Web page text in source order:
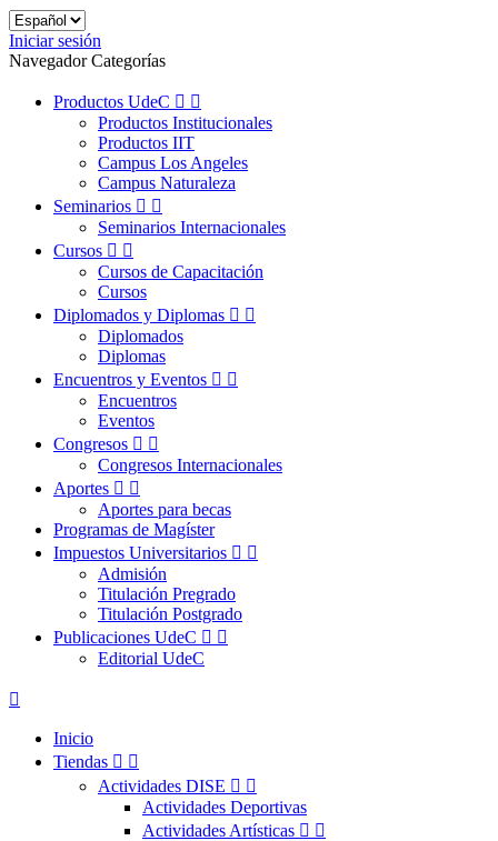
Iniciar sesión
Navegador Categorías
Productos UdeC  
Productos Institucionales
Productos IIT
Campus Los Angeles
Campus Naturaleza
Seminarios  
Seminarios Internacionales
Cursos  
Cursos de Capacitación
Cursos
Diplomados y Diplomas  
Diplomados
Diplomas
Encuentros y Eventos  
Encuentros
Eventos
Congresos  
Congresos Internacionales
Aportes  
Aportes para becas
Programas de Magíster
Impuestos Universitarios  
Admisión
Titulación Pregrado
Titulación Postgrado
Publicaciones UdeC  
Editorial UdeC

Inicio
Tiendas  
Actividades DISE  
Actividades Deportivas
Actividades Artísticas  